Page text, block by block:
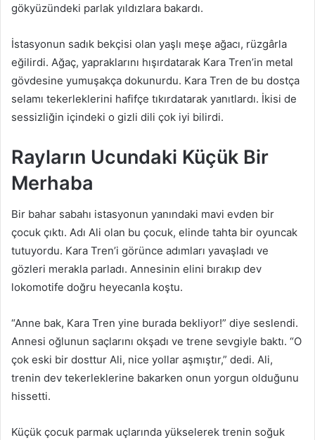
gökyüzündeki parlak yıldızlara bakardı.
İstasyonun sadık bekçisi olan yaşlı meşe ağacı, rüzgârla
eğilirdi. Ağaç, yapraklarını hışırdatarak Kara Tren’in metal
gövdesine yumuşakça dokunurdu. Kara Tren de bu dostça
selamı tekerleklerini hafifçe tıkırdatarak yanıtlardı. İkisi de
sessizliğin içindeki o gizli dili çok iyi bilirdi.
Rayların Ucundaki Küçük Bir
Merhaba
Bir bahar sabahı istasyonun yanındaki mavi evden bir
çocuk çıktı. Adı Ali olan bu çocuk, elinde tahta bir oyuncak
tutuyordu. Kara Tren’i görünce adımları yavaşladı ve
gözleri merakla parladı. Annesinin elini bırakıp dev
lokomotife doğru heyecanla koştu.
“Anne bak, Kara Tren yine burada bekliyor!” diye seslendi.
Annesi oğlunun saçlarını okşadı ve trene sevgiyle baktı. “O
çok eski bir dosttur Ali, nice yollar aşmıştır,” dedi. Ali,
trenin dev tekerleklerine bakarken onun yorgun olduğunu
hissetti.
Küçük çocuk parmak uçlarında yükselerek trenin soğuk